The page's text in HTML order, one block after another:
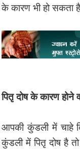
के कारण भी हो सकता
पितृ दोष के कारण होने
आपकी कुंडली में चाहे
कुंडली में पितृ दोष है